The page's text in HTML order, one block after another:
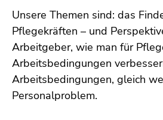
Unsere Themen sind: das
Pflegekräften – und
Arbeitgeber, wie man für
Arbeitsbedingungen
Arbeitsbedingungen, gleich
Personalproblem.